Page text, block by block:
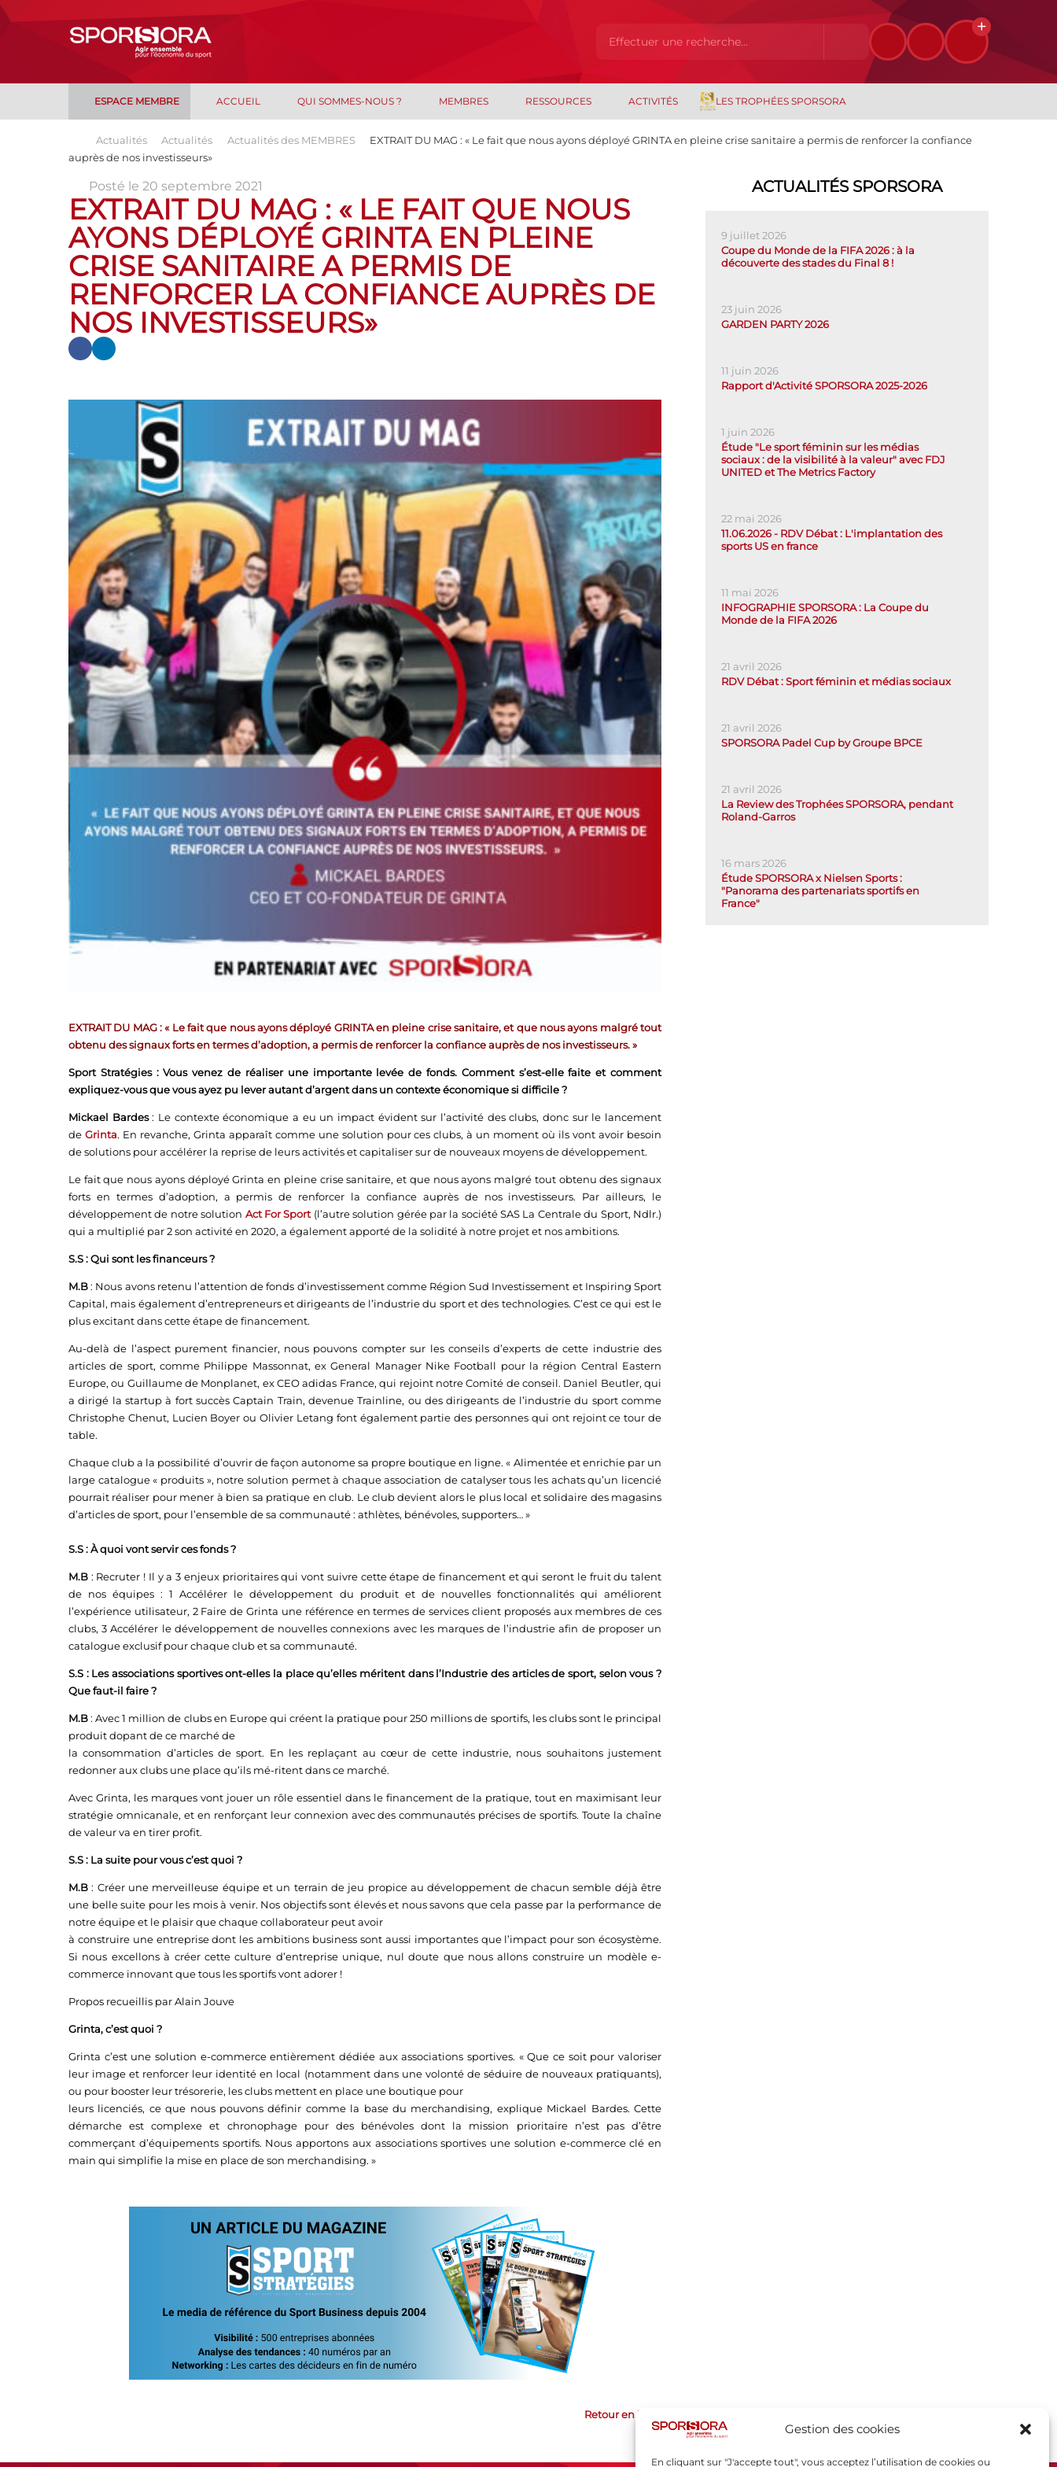
Gestion des cookies
En cliquant sur "J'accepte tout", vous acceptez l’utilisation de cookies ou
ESPACE MEMBRE ACCUEIL QUI SOMMES-NOUS ? MEMBRES RESSOURCES ACTIVITÉS LES TROPHÉES SPORSORA
Actualités Actualités Actualités des MEMBRES
EXTRAIT DU MAG : « Le fait que nous ayons déployé GRINTA en pleine crise sanitaire a permis de renforcer la confiance
auprès de nos investisseurs»
Posté le 20 septembre 2021
EXTRAIT DU MAG : « LE FAIT QUE NOUS
AYONS DÉPLOYÉ GRINTA EN PLEINE
CRISE SANITAIRE A PERMIS DE
RENFORCER LA CONFIANCE AUPRÈS DE
NOS INVESTISSEURS»
EXTRAIT DU MAG : « Le fait que nous ayons déployé GRINTA en pleine crise sanitaire, et que nous ayons malgré tout
obtenu des signaux forts en termes d’adoption, a permis de renforcer la confiance auprès de nos investisseurs. »
Sport Stratégies : Vous venez de réaliser une importante levée de fonds. Comment s’est-elle faite et comment
expliquez-vous que vous ayez pu lever autant d’argent dans un contexte économique si difficile ?
Mickael Bardes: Le contexte économique a eu un impact évident sur l’activité des clubs, donc sur le lancement
de Grinta. En revanche, Grinta apparaît comme une solution pour ces clubs, à un moment où ils vont avoir besoin
de solutions pour accélérer la reprise de leurs activités et capitaliser sur de nouveaux moyens de développement.
Le fait que nous ayons déployéGrintaen pleine crise sanitaire, et que nous ayons malgré tout obtenu des signaux
forts en termes d’adoption, a permis de renforcer la confiance auprès de nos investisseurs. Par ailleurs, le
développement de notre solution Act For Sport (l’autre solution gérée par la société SAS La Centrale du Sport, Ndlr.)
qui a multiplié par 2 son activité en 2020, a également apporté de la solidité à notre projet et nos ambitions.
S.S :Qui sont les financeurs ?
M.B: Nous avons retenu l’attention de fonds d’investissement comme Région Sud Investissement et Inspiring Sport
Capital, mais également d’entrepreneurs et dirigeants de l’industrie du sport et des technologies. C’est ce qui est le
plus excitant dans cette étape de financement.
Au-delà de l’aspect purement financier, nous pouvons compter sur les conseils d’experts de cette industrie des
articles de sport, comme Philippe Massonnat, ex General Manager Nike Football pour la région Central Eastern
Europe, ou Guillaume de Monplanet, ex CEOadidas France, qui rejoint notre Comité de conseil. Daniel Beutler, qui
a dirigé la startup à fort succèsCaptain Train, devenueTrainline, ou des dirigeants de l’industrie du sport comme
Christophe Chenut, Lucien Boyer ou Olivier Letang font également partie des personnes qui ont rejoint ce tour de
table.
Chaque club a la possibilité d’ouvrir de façon autonome sa propre boutique en ligne. « Alimentée et enrichie par un
large catalogue « produits », notre solution permet à chaque association de catalyser tous les achats qu’un licencié
pourrait réaliser pour mener à bien sa pratique en club. Le club devient alors le plus local et solidaire des magasins
d’articles de sport, pour l’ensemble de sa communauté : athlètes, bénévoles, supporters… »
S.S : À quoi vont servir ces fonds ?
M.B : Recruter ! Il y a 3 enjeux prioritaires qui vont suivre cette étape de financement et qui seront le fruit du talent
de nos équipes : 1 Accélérer le développement du produit et de nouvelles fonctionnalités qui améliorent
l’expérience utilisateur, 2 Faire deGrinta une référence en termes de services client proposés aux membres de ces
clubs, 3 Accélérer le développement de nouvelles connexions avec les marques de l’industrie afin de proposer un
catalogue exclusif pour chaque club et sa communauté.
S.S : Les associations sportives ont-elles la place qu’elles méritent dans l’Industrie des articles de sport, selon vous ?
Que faut-il faire ?
M.B:Avec 1 million de clubs en Europe qui créent la pratique pour 250 millions de sportifs, les clubs sont le principal
produit dopant de ce marché de
la consommation d’articles de sport. En les replaçant au cœur de cette industrie, nous souhaitons justement
redonner aux clubs une place qu’ils mé-ritent dans ce marché.
Avec Grinta, les marques vont jouer un rôle essentiel dans le financement de la pratique, tout en maximisant leur
stratégie omnicanale, et en renforçant leur connexion avec des communautés précises de sportifs. Toute la chaîne
de valeur va en tirer profit.
S.S : La suite pour vous c’est quoi ?
M.B : Créer une merveilleuse équipe et un terrain de jeu propice au développement de chacun semble déjà être
une belle suite pour les mois à venir. Nos objectifs sont élevés et nous savons que cela passe par la performance de
notre équipe et le plaisir que chaque collaborateur peut avoir
à construire une entreprise dont les ambitions business sont aussi importantes que l’impact pour son écosystème.
Si nous excellons à créer cette culture d’entreprise unique, nul doute que nous allons construire un modèle e-
commerce innovant que tous les sportifs vont adorer !
Propos recueillis par Alain Jouve
Grinta, c’est quoi ?
Grinta c’est une solution e-commerce entièrement dédiée aux associations sportives. « Que ce soit pour valoriser
leur image et renforcer leur identité en local (notamment dans une volonté de séduire de nouveaux pratiquants),
ou pour booster leur trésorerie, les clubs mettent en place une boutique pour
leurs licenciés, ce que nous pouvons définir comme la base du merchandising, explique Mickael Bardes. Cette
démarche est complexe et chronophage pour des bénévoles dont la mission prioritaire n’est pas d’être
commerçant d’équipements sportifs. Nous apportons aux associations sportives une solution e-commerce clé en
main qui simplifie la mise en place de son merchandising. »
Retour en haut
ACTUALITÉS SPORSORA
9 juillet 2026
Coupe du Monde de la FIFA 2026 : à la
découverte des stades du Final 8 !
23 juin 2026
GARDEN PARTY 2026
11 juin 2026
Rapport d'Activité SPORSORA 2025-2026
1 juin 2026
Étude "Le sport féminin sur les médias
sociaux : de la visibilité à la valeur" avec FDJ
UNITED et The Metrics Factory
22 mai 2026
11.06.2026 - RDV Débat : L'implantation des
sports US en france
11 mai 2026
INFOGRAPHIE SPORSORA : La Coupe du
Monde de la FIFA 2026
21 avril 2026
RDV Débat : Sport féminin et médias sociaux
21 avril 2026
SPORSORA Padel Cup by Groupe BPCE
21 avril 2026
La Review des Trophées SPORSORA, pendant
Roland-Garros
16 mars 2026
Étude SPORSORA x Nielsen Sports :
"Panorama des partenariats sportifs en
France"